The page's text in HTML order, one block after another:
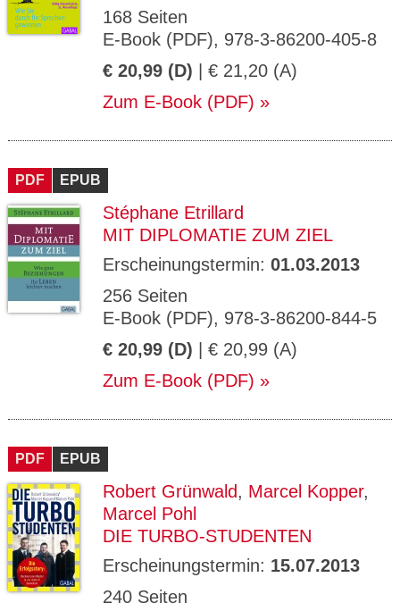
168 Seiten
E-Book (PDF), 978-3-86200-405-8
€ 20,99 (D) | € 21,20 (A)
Zum E-Book (PDF)
PDF EPUB
Stéphane Etrillard
MIT DIPLOMATIE ZUM ZIEL
Erscheinungstermin: 01.03.2013
256 Seiten
E-Book (PDF), 978-3-86200-844-5
€ 20,99 (D) | € 20,99 (A)
Zum E-Book (PDF)
PDF EPUB
Robert Grünwald, Marcel Kopper,
Marcel Pohl
DIE TURBO-STUDENTEN
Erscheinungstermin: 15.07.2013
240 Seiten